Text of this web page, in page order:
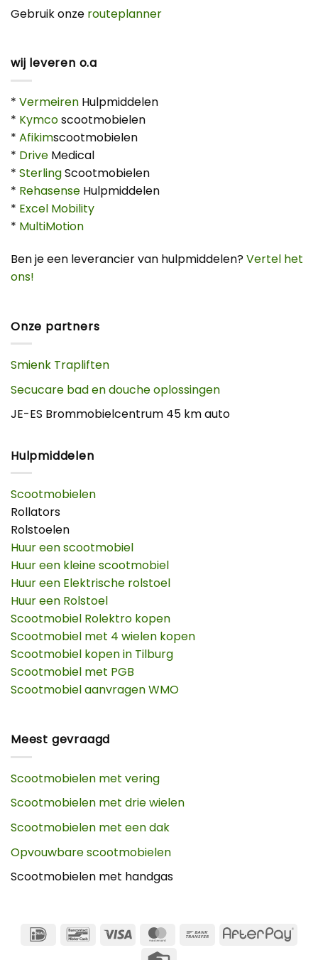
Gebruik onze routeplanner
wij leveren o.a
* Vermeiren Hulpmiddelen
* Kymcoscootmobielen
* Afikimscootmobielen
* Drive Medical
* SterlingScootmobielen
* Rehasense Hulpmiddelen
* Excel Mobility
* MultiMotion
Ben je een leverancier van hulpmiddelen?Vertel het
ons!
Onze partners
Smienk Trapliften
Secucare bad en douche oplossingen
JE-ES Brommobielcentrum 45 km auto
Hulpmiddelen
Scootmobielen
Rollators
Rolstoelen
Huur een scootmobiel
Huur een kleine scootmobiel
Huur een Elektrische rolstoel
Huur een Rolstoel
Scootmobiel Rolektro kopen
Scootmobiel met 4 wielen kopen
Scootmobiel kopen in Tilburg
Scootmobiel met PGB
Scootmobiel aanvragen WMO
Meest gevraagd
Scootmobielen met vering
Scootmobielen met drie wielen
Scootmobielen met een dak
Opvouwbare scootmobielen
Scootmobielen met handgas
IDeal Bancontact
Visa MasterCard
Bank